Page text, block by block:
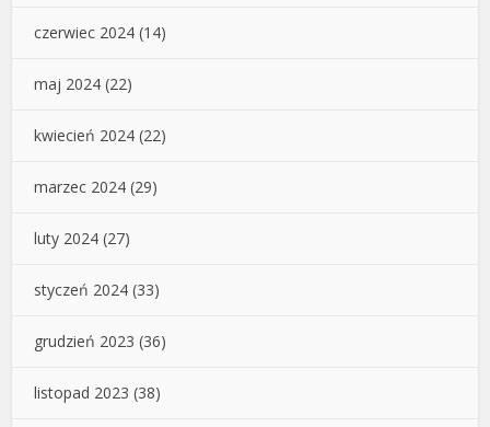
czerwiec 2024 (14)
maj 2024 (22)
kwiecień 2024 (22)
marzec 2024 (29)
luty 2024 (27)
styczeń 2024 (33)
grudzień 2023 (36)
listopad 2023 (38)